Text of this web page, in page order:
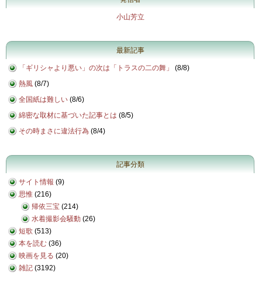
小山芳立
最新記事
「ギリシャより悪い」の次は「トラスの二の舞」 (8/8)
熱風 (8/7)
全国紙は難しい (8/6)
綿密な取材に基づいた記事とは (8/5)
その時まさに違法行為 (8/4)
記事分類
サイト情報 (9)
思惟 (216)
帰依三宝 (214)
水着撮影会騒動 (26)
短歌 (513)
本を読む (36)
映画を見る (20)
雑記 (3192)